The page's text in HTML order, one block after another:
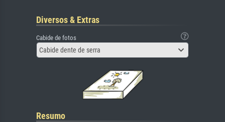
Diversos & Extras
Cabide de fotos
Cabide dente de serra
Resumo